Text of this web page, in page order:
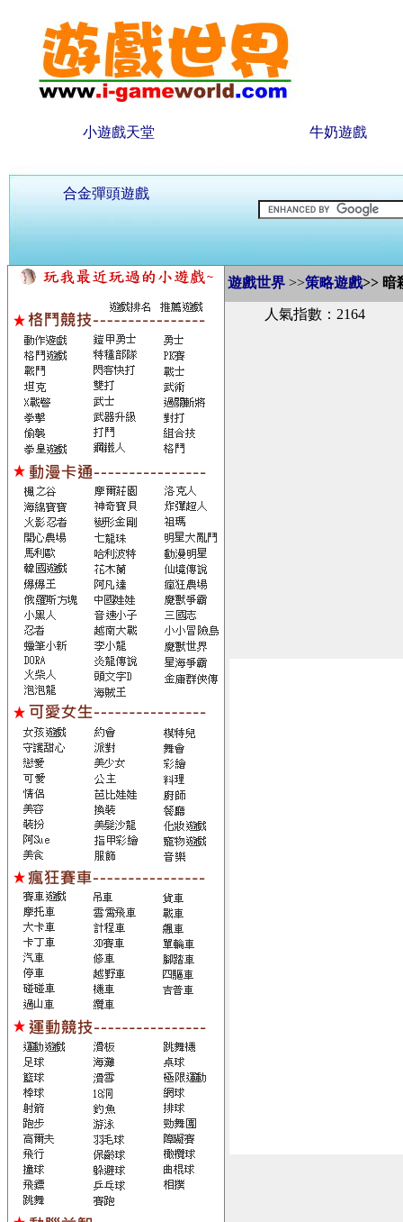
小遊戲天堂 牛奶遊戲
合金彈頭遊戲
遊戲世界 >>策略遊戲>> 暗
人氣指數：2164